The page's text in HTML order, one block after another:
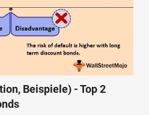
Beispiele) - Top 2